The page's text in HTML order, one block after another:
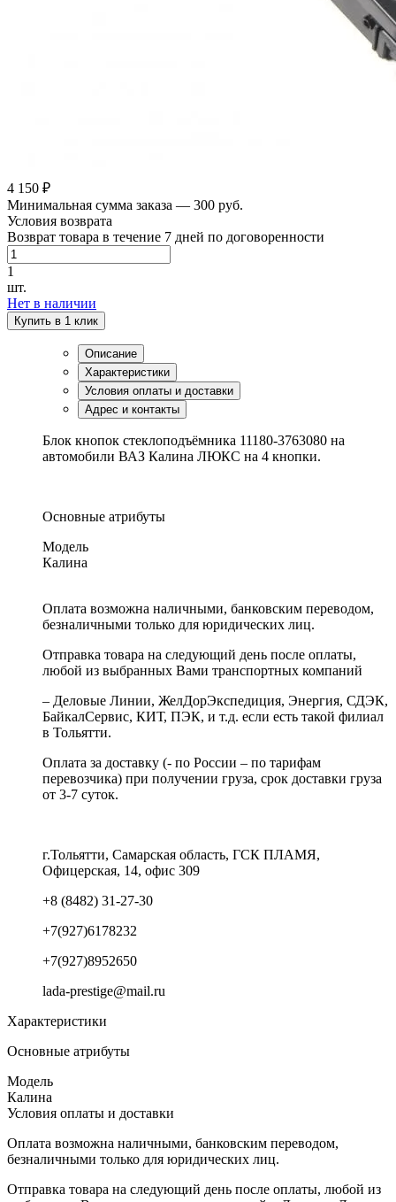
4 150 ₽
Минимальная сумма заказа — 300 руб.
Условия возврата
Возврат товара в течение 7 дней по договоренности
1
шт.
Нет в наличии
Купить в 1 клик
Описание
Характеристики
Условия оплаты и доставки
Адрес и контакты
Блок кнопок стеклоподъёмника 11180-3763080 на
автомобили ВАЗ Калина ЛЮКС на 4 кнопки.
Основные атрибуты
Модель
Калина
Оплата возможна наличными, банковским переводом,
безналичными только для юридических лиц.
Отправка товара на следующий день после оплаты,
любой из выбранных Вами транспортных компаний
– Деловые Линии, ЖелДорЭкспедиция, Энергия, СДЭК,
БайкалСервис, КИТ, ПЭК, и т.д. если есть такой филиал
в Тольятти.
Оплата за доставку (- по России – по тарифам
перевозчика) при получении груза, срок доставки груза
от 3-7 суток.
г.Тольятти, Самарская область, ГСК ПЛАМЯ,
Офицерская, 14, офис 309
+8 (8482) 31-27-30
+7(927)6178232
+7(927)8952650
lada-prestige@mail.ru
Характеристики
Основные атрибуты
Модель
Калина
Условия оплаты и доставки
Оплата возможна наличными, банковским переводом,
безналичными только для юридических лиц.
Отправка товара на следующий день после оплаты, любой из